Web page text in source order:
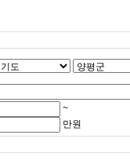
~
만원